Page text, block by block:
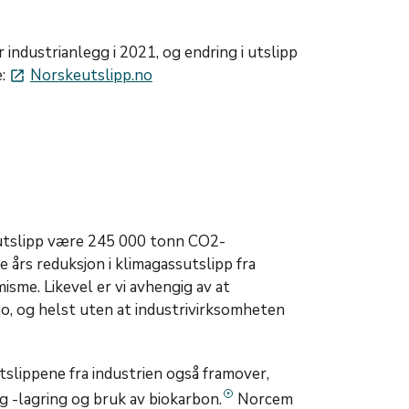
i 2021, og endring i utslipp
launch Norskeutslipp.no
være 245 000 tonn CO2-
reduksjon i klimagassutslipp fra
Likevel er vi avhengig av at
og helst uten at industrivirksomheten
fra industrien også framover,
-lagring og bruk av biokarbon.
Norcem